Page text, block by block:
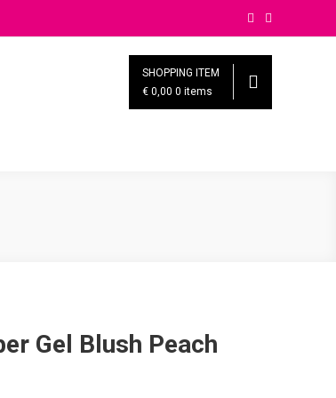
SHOPPING ITEM
€ 0,00 0 items
Gel Blush Peach